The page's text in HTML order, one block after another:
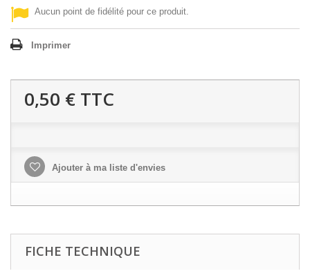
Aucun point de fidélité pour ce produit.
Imprimer
0,50 € TTC
Ajouter à ma liste d'envies
FICHE TECHNIQUE